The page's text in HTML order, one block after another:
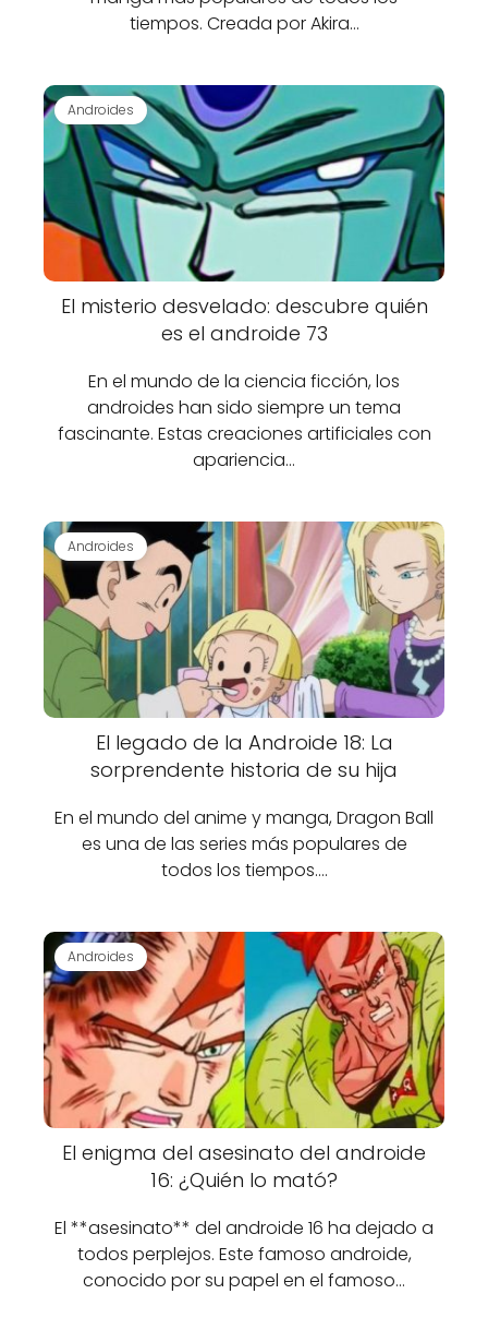
tiempos. Creada por Akira…
Androides
El misterio desvelado: descubre quién
es el androide 73
En el mundo de la ciencia ficción, los
androides han sido siempre un tema
fascinante. Estas creaciones artificiales con
apariencia…
Androides
El legado de la Androide 18: La
sorprendente historia de su hija
En el mundo del anime y manga, Dragon Ball
es una de las series más populares de
todos los tiempos.…
Androides
El enigma del asesinato del androide
16: ¿Quién lo mató?
El **asesinato** del androide 16 ha dejado a
todos perplejos. Este famoso androide,
conocido por su papel en el famoso…